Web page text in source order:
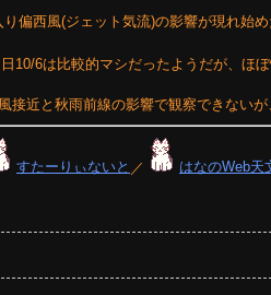
り偏西風(ジェット気流)の影響が現れ始
10/6は比較的マシだったようだが、ほ
接近と秋雨前線の影響で観察できない
すたーりぃないと ／ はなのWeb天